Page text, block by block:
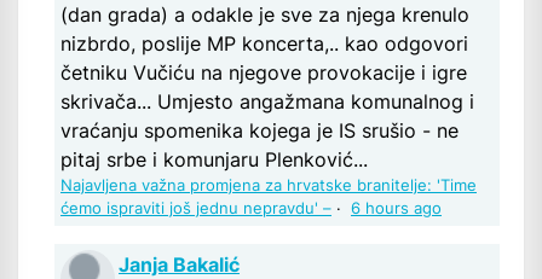
(dan grada) a odakle je sve za njega krenulo
nizbrdo, poslije MP koncerta,.. kao odgovori
četniku Vučiću na njegove provokacije i igre
skrivača... Umjesto angažmana komunalnog i
vraćanju spomenika kojega je IS srušio - ne
pitaj srbe i komunjaru Plenković...
Najavljena važna promjena za hrvatske branitelje: 'Time
ćemo ispraviti još jednu nepravdu' – · 6 hours ago
Janja Bakalić